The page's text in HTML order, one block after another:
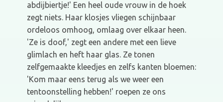
abdijbiertje!' Een heel oude vrouw in de hoek
zegt niets. Haar klosjes vliegen schijnbaar
ordeloos omhoog, omlaag over elkaar heen.
'Ze is doof,' zegt een andere met een lieve
glimlach en heft haar glas. Ze tonen
zelfgemaakte kleedjes en zelfs kanten bloemen:
'Kom maar eens terug als we weer een
tentoonstelling hebben!' roepen ze ons